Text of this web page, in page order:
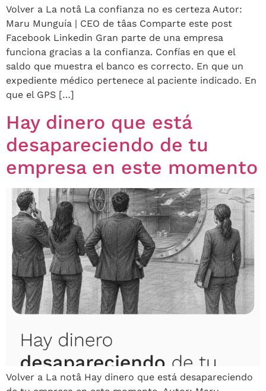
Volver a La notâ La confianza no es certeza Autor:
Maru Munguía | CEO de tâas Comparte este post
Facebook Linkedin Gran parte de una empresa
funciona gracias a la confianza. Confías en que el
saldo que muestra el banco es correcto. En que un
expediente médico pertenece al paciente indicado. En
que el GPS […]
Hay dinero que está
desapareciendo de tu
empresa en este momento
Volver a La notâ Hay dinero que está desapareciendo